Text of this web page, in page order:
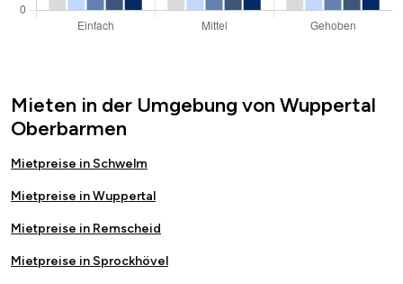
Mieten in der Umgebung von Wuppertal
Oberbarmen
Mietpreise in Schwelm
Mietpreise in Wuppertal
Mietpreise in Remscheid
Mietpreise in Sprockhövel